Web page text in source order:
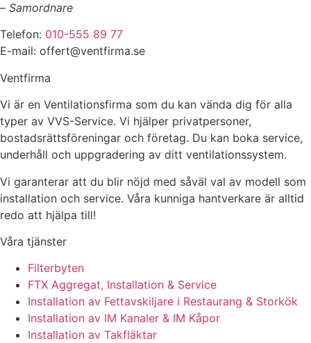
– Samordnare
Telefon: 010-555 89 77
E-mail: offert@ventfirma.se
Ventfirma
Vi är en Ventilationsfirma som du kan vända dig för alla
typer av VVS-Service. Vi hjälper privatpersoner,
bostadsrättsföreningar och företag. Du kan boka service,
underhåll och uppgradering av ditt ventilationssystem.
Vi garanterar att du blir nöjd med såväl val av modell som
installation och service. Våra kunniga hantverkare är alltid
redo att hjälpa till!
Våra tjänster
Filterbyten
FTX Aggregat, Installation & Service
Installation av Fettavskiljare i Restaurang & Storkök
Installation av IM Kanaler & IM Kåpor
Installation av Takfläktar